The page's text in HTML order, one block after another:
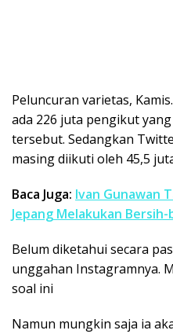
Peluncuran varietas,
ada 226 juta pengikut
tersebut. Sedangkan
masing diikuti oleh 45,5
Baca Juga: Ivan Gunawan
Jepang Melakukan
Belum diketahui secara
unggahan Instagramnya.
soal ini
Namun mungkin saja ia